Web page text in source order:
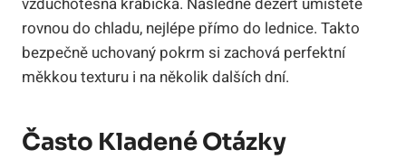
rovnou do chladu, nejlépe přímo do lednice. Takto
bezpečně uchovaný pokrm si zachová perfektní
měkkou texturu i na několik dalších dní.
Často Kladené Otázky